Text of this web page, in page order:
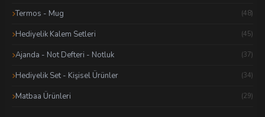
Termos - Mug (48)
Hediyelik Kalem Setleri (45)
Ajanda - Not Defteri - Notluk (37)
Hediyelik Set - Kişisel Ürünler (34)
Matbaa Ürünleri (29)